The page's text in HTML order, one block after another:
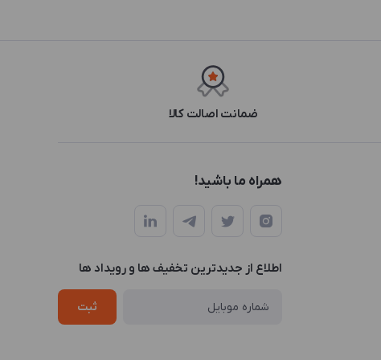
ضمانت اصالت کالا
همراه ما باشید!
اطلاع از جدیدترین تخفیف ها و رویداد ها
ثبت